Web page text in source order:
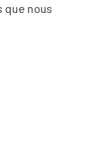
que nous
Actualités